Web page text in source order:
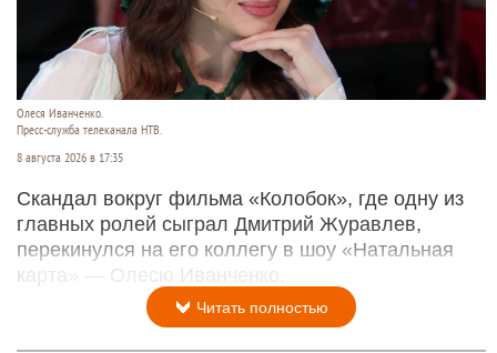
Олеся Иванченко.
Пресс-служба телеканала НТВ.
8 августа 2026 в 17:35
Скандал вокруг фильма «Колобок», где одну из
главных ролей сыграл Дмитрий Журавлев,
перекинулся на его коллегу в шоу «Натальная
карта» — Олесю Иванченко.
Читать полностью